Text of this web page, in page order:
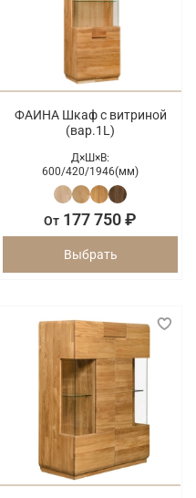
ФАИНА Шкаф с витриной
(вар.1L)
Д×Ш×В:
600/420/1946(мм)
От 177 750 ₽
Выбрать